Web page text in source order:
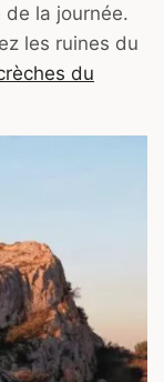
la journée.
les ruines du
du